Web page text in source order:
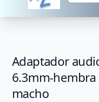
Adaptador
6.3mm-
macho